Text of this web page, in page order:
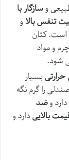
وسازگار با
تنفس بالاو
کتان
و مواد
شود.
حرارتی بسیار
را گرم نگه
دارد وضد
بالاییدارد و